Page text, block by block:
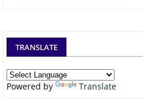
TRANSLATE
Powered by Translate